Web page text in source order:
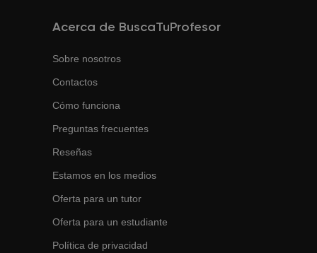
Acerca de BuscaTuProfesor
Sobre nosotros
Contactos
Cómo funciona
Preguntas frecuentes
Reseñas
Estamos en los medios
Oferta para un tutor
Oferta para un estudiante
Política de privacidad